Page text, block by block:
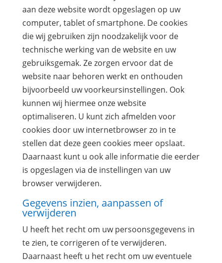
aan deze website wordt opgeslagen op uw
computer, tablet of smartphone. De cookies
die wij gebruiken zijn noodzakelijk voor de
technische werking van de website en uw
gebruiksgemak. Ze zorgen ervoor dat de
website naar behoren werkt en onthouden
bijvoorbeeld uw voorkeursinstellingen. Ook
kunnen wij hiermee onze website
optimaliseren. U kunt zich afmelden voor
cookies door uw internetbrowser zo in te
stellen dat deze geen cookies meer opslaat.
Daarnaast kunt u ook alle informatie die eerder
is opgeslagen via de instellingen van uw
browser verwijderen.
Gegevens inzien, aanpassen of
verwijderen
U heeft het recht om uw persoonsgegevens in
te zien, te corrigeren of te verwijderen.
Daarnaast heeft u het recht om uw eventuele